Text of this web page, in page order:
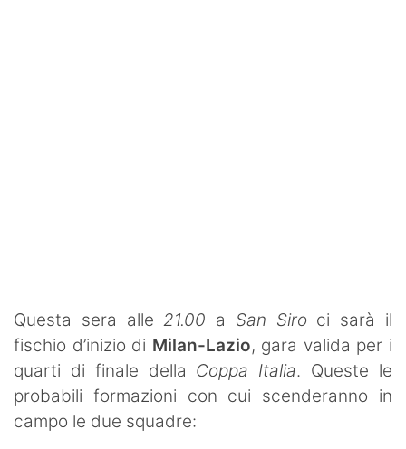
SHOP LAZIO
Contatti
Questa sera alle 21.00 a San Siroci sarà il
fischio d’inizio di Milan-Lazio, gara valida per i
quarti di finale della Coppa Italia. Queste le
probabili formazioni con cui scenderanno in
campo le due squadre: